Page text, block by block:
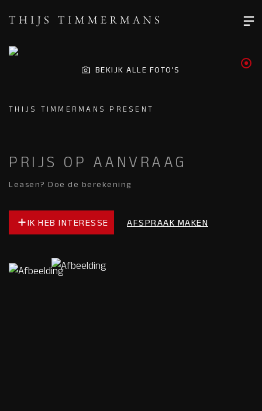
BEKIJK ALLE FOTO'S
THIJS TIMMERMANS PRESENT
PRIJS OP AANVRAAG
Leasen? Doe de berekening
IK HEB INTERESSE AFSPRAAK MAKEN